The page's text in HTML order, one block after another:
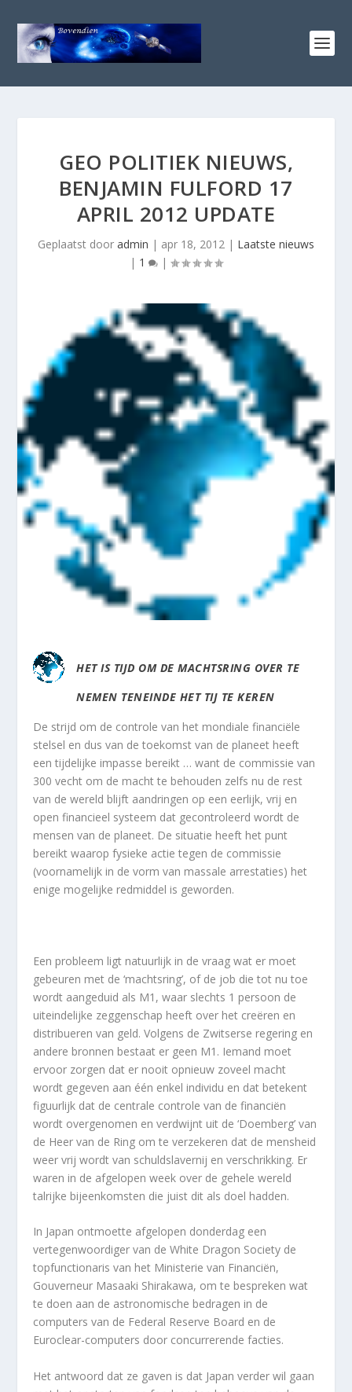
GEO POLITIEK NIEUWS,
BENJAMIN FULFORD 17
APRIL 2012 UPDATE
Geplaatst door admin | apr 18, 2012 | Laatste nieuws
| 1 |
HET IS TIJD OM DE MACHTSRING OVER TE
NEMEN TENEINDE HET TIJ TE KEREN
De strijd om de controle van het mondiale financiële
stelsel en dus van de toekomst van de planeet heeft
een tijdelijke impasse bereikt … want de commissie van
300 vecht om de macht te behouden zelfs nu de rest
van de wereld blijft aandringen op een eerlijk, vrij en
open financieel systeem dat gecontroleerd wordt de
mensen van de planeet. De situatie heeft het punt
bereikt waarop fysieke actie tegen de commissie
(voornamelijk in de vorm van massale arrestaties) het
enige mogelijke redmiddel is geworden.
Een probleem ligt natuurlijk in de vraag wat er moet
gebeuren met de ‘machtsring’, of de job die tot nu toe
wordt aangeduid als M1, waar slechts 1 persoon de
uiteindelijke zeggenschap heeft over het creëren en
distribueren van geld. Volgens de Zwitserse regering en
andere bronnen bestaat er geen M1. Iemand moet
ervoor zorgen dat er nooit opnieuw zoveel macht
wordt gegeven aan één enkel individu en dat betekent
figuurlijk dat de centrale controle van de financiën
wordt overgenomen en verdwijnt uit de ‘Doemberg’ van
de Heer van de Ring om te verzekeren dat de mensheid
weer vrij wordt van schuldslavernij en verschrikking. Er
waren in de afgelopen week over de gehele wereld
talrijke bijeenkomsten die juist dit als doel hadden.
In Japan ontmoette afgelopen donderdag een
vertegenwoordiger van de White Dragon Society de
topfunctionaris van het Ministerie van Financiën,
Gouverneur Masaaki Shirakawa, om te bespreken wat
te doen aan de astronomische bedragen in de
computers van de Federal Reserve Board en de
Euroclear-computers door concurrerende facties.
Het antwoord dat ze gaven is dat Japan verder wil gaan